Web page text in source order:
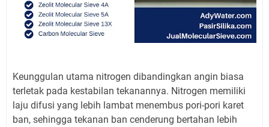
Keunggulan utama nitrogen dibandingkan angin biasa
terletak pada kestabilan tekanannya. Nitrogen memiliki
laju difusi yang lebih lambat menembus pori-pori karet
ban, sehingga tekanan ban cenderung bertahan lebih